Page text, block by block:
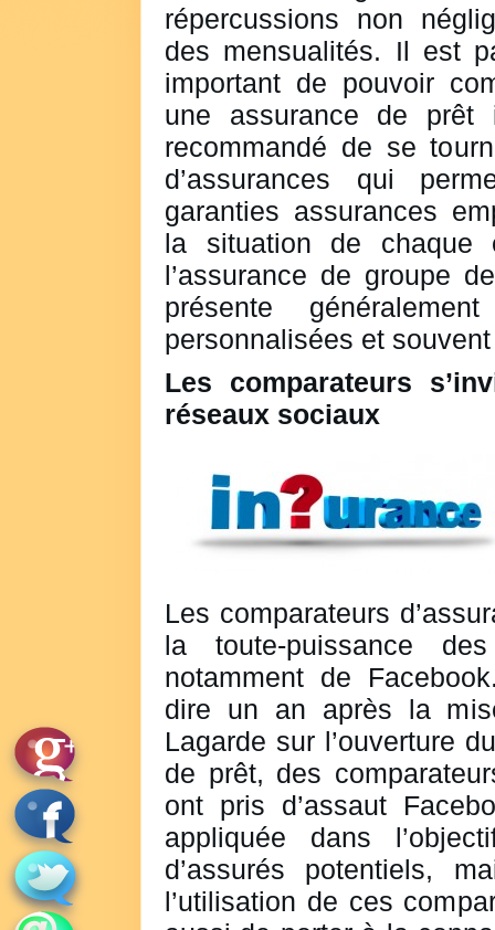
répercussions non
des mensualités. Il est
important de pouvoir
une assurance de prêt
recommandé de se
d’assurances qui
garanties assurances
la situation de chaque
l’assurance de groupe
présente
personnalisées et
Les comparateurs
réseaux sociaux
Les comparateurs
la toute-puissance
notamment de
dire un an après la
Lagarde sur l’ouverture
de prêt, des
ont pris d’assaut
appliquée dans
d’assurés potentiels,
l’utilisation de ces